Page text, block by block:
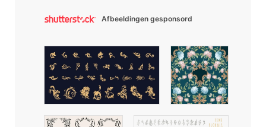
Afbeeldingen gesponsord